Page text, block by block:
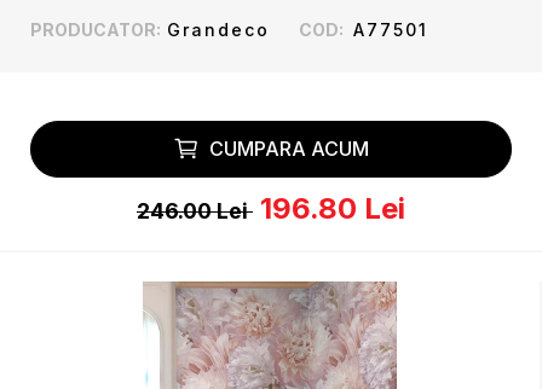
CUMPARA ACUM
246.00Lei 196.80 Lei
PRODUCATOR: Grandeco COD: A77501